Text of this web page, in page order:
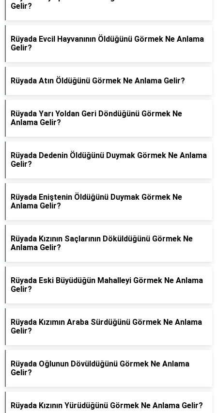
Gelir?
Rüyada Evcil Hayvanının Öldüğünü Görmek Ne Anlama
Gelir?
Rüyada Atın Öldüğünü Görmek Ne Anlama Gelir?
Rüyada Yarı Yoldan Geri Döndüğünü Görmek Ne
Anlama Gelir?
Rüyada Dedenin Öldüğünü Duymak Görmek Ne Anlama
Gelir?
Rüyada Eniştenin Öldüğünü Duymak Görmek Ne
Anlama Gelir?
Rüyada Kızının Saçlarının Döküldüğünü Görmek Ne
Anlama Gelir?
Rüyada Eski Büyüdüğün Mahalleyi Görmek Ne Anlama
Gelir?
Rüyada Kızımın Araba Sürdüğünü Görmek Ne Anlama
Gelir?
Rüyada Oğlunun Dövüldüğünü Görmek Ne Anlama
Gelir?
Rüyada Kızının Yürüdüğünü Görmek Ne Anlama Gelir?